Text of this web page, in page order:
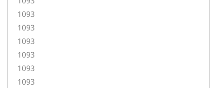
1093
1093
1093
1093
1093
1093